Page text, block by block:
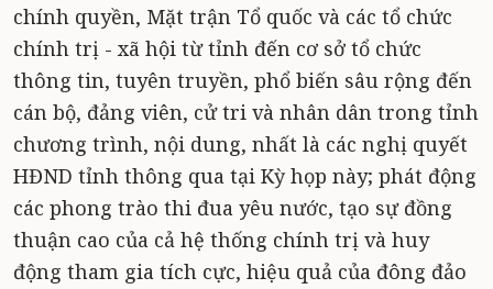
chính quyền, Mặt trận Tổ quốc và các tổ chức
chính trị - xã hội từ tỉnh đến cơ sở tổ chức
thông tin, tuyên truyền, phổ biến sâu rộng đến
cán bộ, đảng viên, cử tri và nhân dân trong tỉnh
chương trình, nội dung, nhất là các nghị quyết
HĐND tỉnh thông qua tại Kỳ họp này; phát động
các phong trào thi đua yêu nước, tạo sự đồng
thuận cao của cả hệ thống chính trị và huy
động tham gia tích cực, hiệu quả của đông đảo